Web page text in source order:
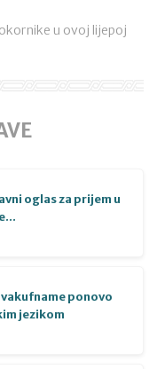
u ovoj lijepoj
oglas za prijem u
ponovo
jezikom